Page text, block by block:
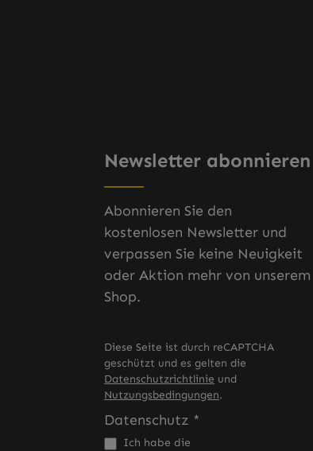
Newsletter abonnieren
Abonnieren Sie den
kostenlosen Newsletter und
verpassen Sie keine Neuigkeit
oder Aktion mehr von unserem
Shop.
Diese Seite ist durch reCAPTCHA
geschützt und es gelten die
Datenschutzrichtlinie und
Nutzungsbedingungen.
Datenschutz *
Ich habe die